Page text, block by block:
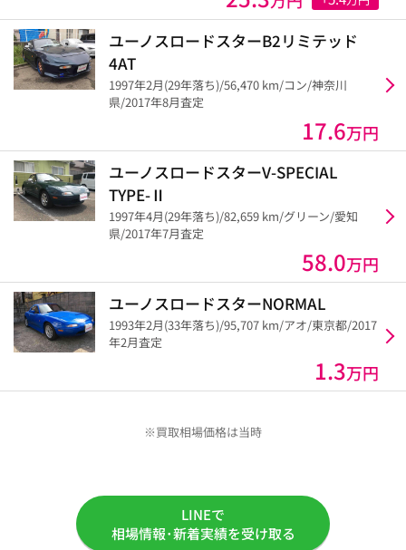
ユーノスロードスターB2リミテッド
4AT
1997年2月(29年落ち)/56,470 km/コン/神奈川
県/2017年8月査定
17.6万円
ユーノスロードスターV-SPECIAL
TYPE-Ⅱ
1997年4月(29年落ち)/82,659 km/グリーン/愛知
県/2017年7月査定
58.0万円
ユーノスロードスターNORMAL
1993年2月(33年落ち)/95,707 km/アオ/東京都/2017
年2月査定
1.3万円
※買取相場価格は当時
LINEで
相場情報･新着実績を受け取る